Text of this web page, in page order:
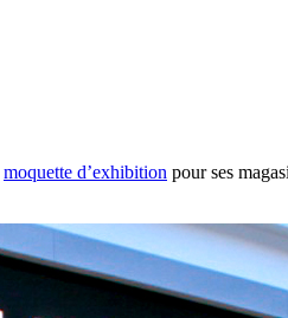
moquette d’exhibition pour ses